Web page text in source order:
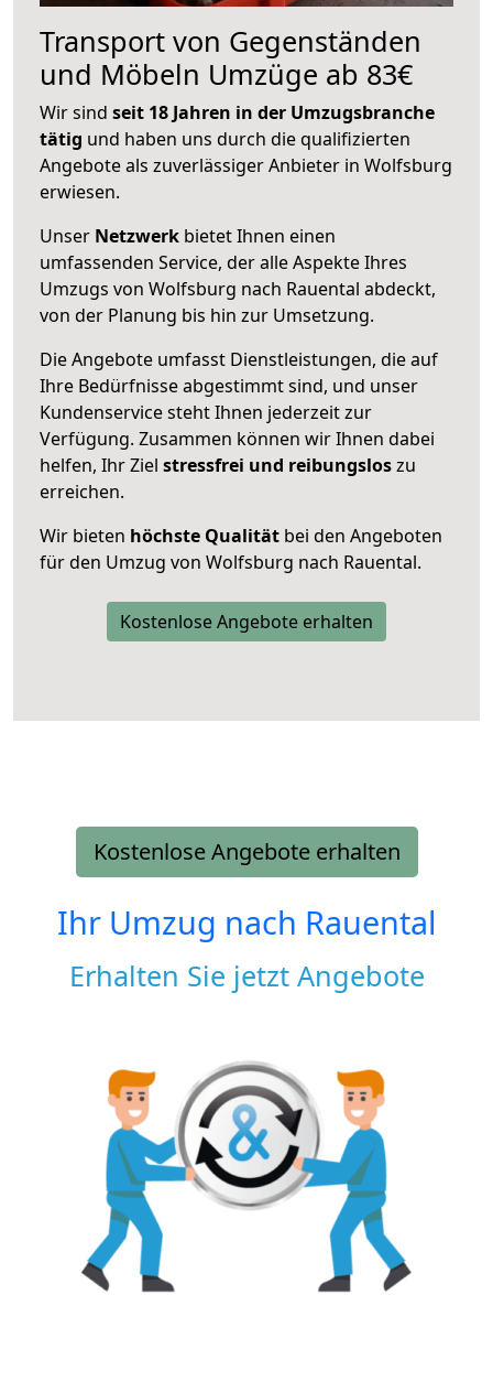
Transport von Gegenständen
und Möbeln Umzüge ab 83€
Wir sind seit 18 Jahren in der Umzugsbranche
tätig und haben uns durch die qualifizierten
Angebote als zuverlässiger Anbieter in Wolfsburg
erwiesen.
Unser Netzwerk bietet Ihnen einen
umfassenden Service, der alle Aspekte Ihres
Umzugs von Wolfsburg nach Rauental abdeckt,
von der Planung bis hin zur Umsetzung.
Die Angebote umfasst Dienstleistungen, die auf
Ihre Bedürfnisse abgestimmt sind, und unser
Kundenservice steht Ihnen jederzeit zur
Verfügung. Zusammen können wir Ihnen dabei
helfen, Ihr Ziel stressfrei und reibungsloszu
erreichen.
Wir bieten höchste Qualität bei den Angeboten
für den Umzug von Wolfsburg nach Rauental.
Kostenlose Angebote erhalten
Kostenlose Angebote erhalten
Ihr Umzug nach Rauental
Erhalten Sie jetzt Angebote